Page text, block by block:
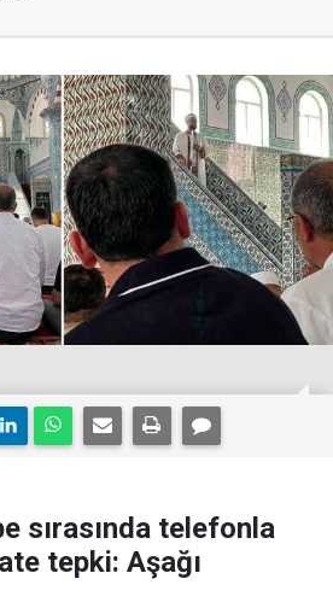
sırasında telefonla
tepki: Aşağı